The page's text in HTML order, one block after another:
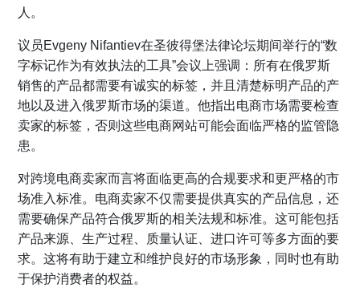
人。
议员Evgeny Nifantiev在圣彼得堡法律论坛期间举行的“数
字标记作为有效执法的工具”会议上强调：所有在俄罗斯
销售的产品都需要有诚实的标签，并且清楚标明产品的产
地以及进入俄罗斯市场的渠道。他指出电商市场需要检查
卖家的标签，否则这些电商网站可能会面临严格的监管隐
患。
对跨境电商卖家而言将面临更高的合规要求和更严格的市
场准入标准。电商卖家不仅需要提供真实的产品信息，还
需要确保产品符合俄罗斯的相关法规和标准。这可能包括
产品来源、生产过程、质量认证、进口许可等多方面的要
求。这将有助于建立和维护良好的市场形象，同时也有助
于保护消费者的权益。